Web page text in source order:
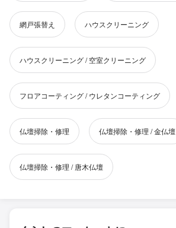
網戸張替え ハウスクリーニング
ハウスクリーニング / 空室クリーニング
フロアコーティング / ウレタンコーティング
仏壇掃除・修理 仏壇掃除・修理 / 金仏壇
仏壇掃除・修理 / 唐木仏壇